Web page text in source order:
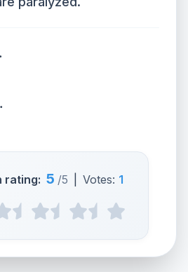
rating: 5 /5 Votes: 1